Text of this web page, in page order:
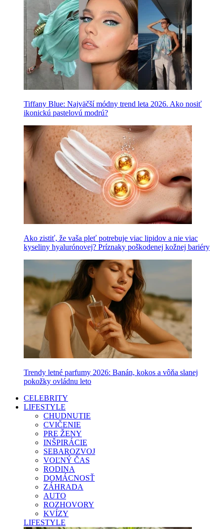
Tiffany Blue: Najväčší módny trend leta 2026. Ako nosiť
ikonickú pastelovú modrú?
Ako zistiť, že vaša pleť potrebuje viac lipidov a nie viac
kyseliny hyalurónovej? Príznaky poškodenej kožnej bariéry
Trendy letné parfumy 2026: Banán, kokos a vôňa slanej
pokožky ovládnu leto
CELEBRITY
LIFESTYLE
CHUDNUTIE
CVIČENIE
PRE ŽENY
INŠPIRÁCIE
SEBAROZVOJ
VOĽNÝ ČAS
RODINA
DOMÁCNOSŤ
ZÁHRADA
AUTO
ROZHOVORY
KVÍZY
LIFESTYLE